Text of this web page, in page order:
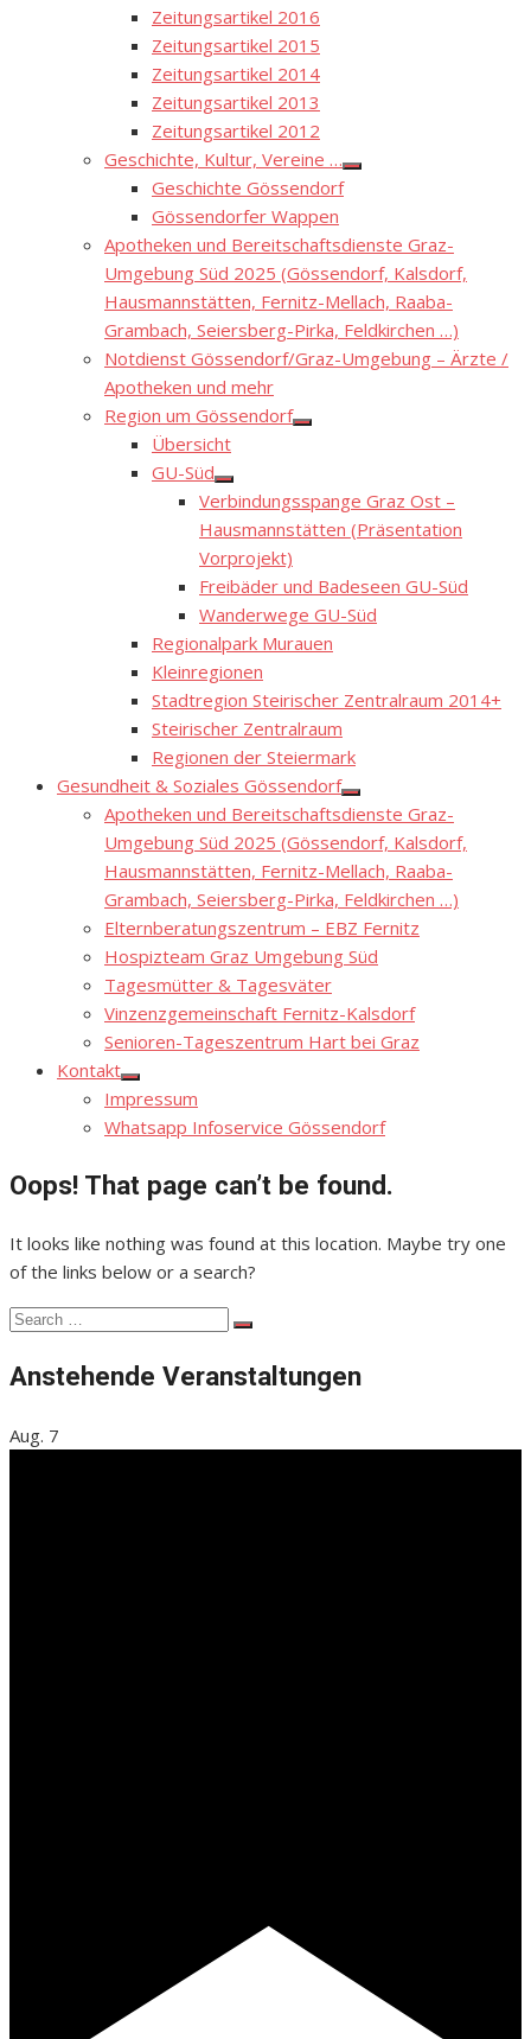
Zeitungsartikel 2016
Zeitungsartikel 2015
Zeitungsartikel 2014
Zeitungsartikel 2013
Zeitungsartikel 2012
Geschichte, Kultur, Vereine …
Show
Geschichte Gössendorf
Gössendorfer Wappen
Apotheken und Bereitschaftsdienste Graz-
Umgebung Süd 2025 (Gössendorf, Kalsdorf,
Hausmannstätten, Fernitz-Mellach, Raaba-
Grambach, Seiersberg-Pirka, Feldkirchen …)
Notdienst Gössendorf/Graz-Umgebung – Ärzte /
Apotheken und mehr
Region um Gössendorf
Show
Übersicht
GU-Süd
Show
sub
menu
Verbindungsspange Graz Ost –
Hausmannstätten (Präsentation
Vorprojekt)
Freibäder und Badeseen GU-Süd
Wanderwege GU-Süd
Regionalpark Murauen
Kleinregionen
Stadtregion Steirischer Zentralraum 2014+
Steirischer Zentralraum
Regionen der Steiermark
Gesundheit & Soziales Gössendorf
Show
sub
menu
Apotheken und Bereitschaftsdienste Graz-
Umgebung Süd 2025 (Gössendorf, Kalsdorf,
Hausmannstätten, Fernitz-Mellach, Raaba-
Grambach, Seiersberg-Pirka, Feldkirchen …)
Elternberatungszentrum – EBZ Fernitz
Hospizteam Graz Umgebung Süd
Tagesmütter & Tagesväter
Vinzenzgemeinschaft Fernitz-Kalsdorf
Senioren-Tageszentrum Hart bei Graz
Kontakt
Show
sub
menu
Impressum
Whatsapp Infoservice Gössendorf
Oops! That page can’t be found.
It looks like nothing was found at this location. Maybe try one
of the links below or a search?
Search
Search
Anstehende Veranstaltungen
Aug. 7